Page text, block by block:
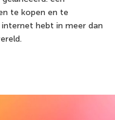
te kopen en te
hebt in meer dan